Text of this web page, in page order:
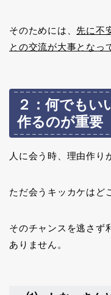
そのためには、 先に不
との交流が大事となっ
２：何でもい
作るのが重要
人に会う時、理由作り
ただ会うキッカケはど
そのチャンスを逃さず
ありません。